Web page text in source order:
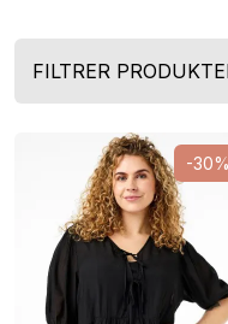
FILTRER
-30%